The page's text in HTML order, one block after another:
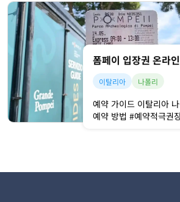
니다! 그래서도 이곳에
하시려면 예약을 서둘
데요.⏰ 성수
이탈리아 나폴리
예약 가이드 이탈리아 나폴리 폼페이 온라인
예약 방법 #예약적극권장 #입장인원수제한 폼